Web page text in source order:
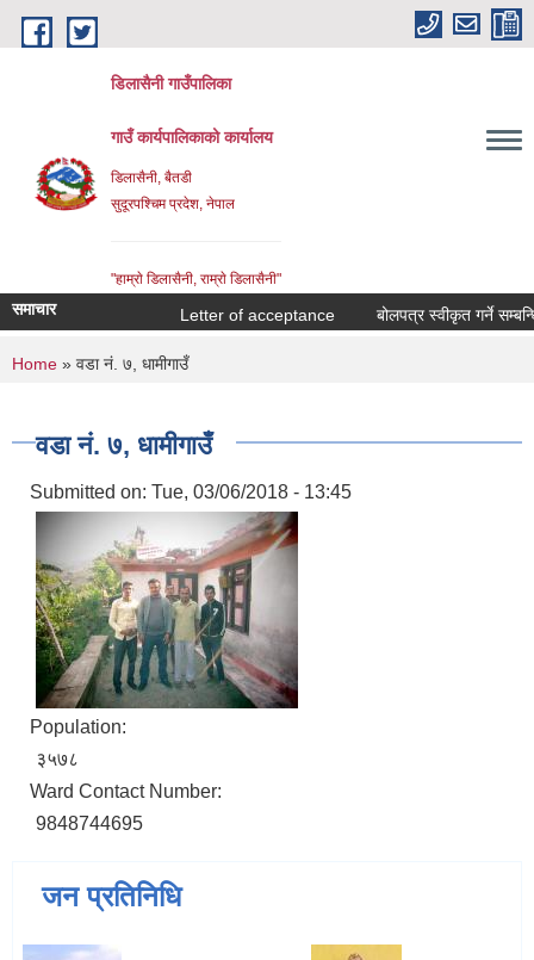
Skip to main content
डिलासैनी गाउँपालिका
गाउँ कार्यपालिकाको कार्यालय
डिलासैनी, बैतडी
सुदूरपश्चिम प्रदेश, नेपाल
"हाम्राे डिलासैनी, राम्राे डिलासैनी"
समाचार Letter of acceptance बोलपत्र स्वीकृत गर्ने सम्बन्धि
You are here
Home » वडा नं. ७, धामीगाउँ
वडा नं. ७, धामीगाउँ
Submitted on: Tue, 03/06/2018 - 13:45
Population:
३५७८
Ward Contact Number:
9848744695
जन प्रतिनिधि